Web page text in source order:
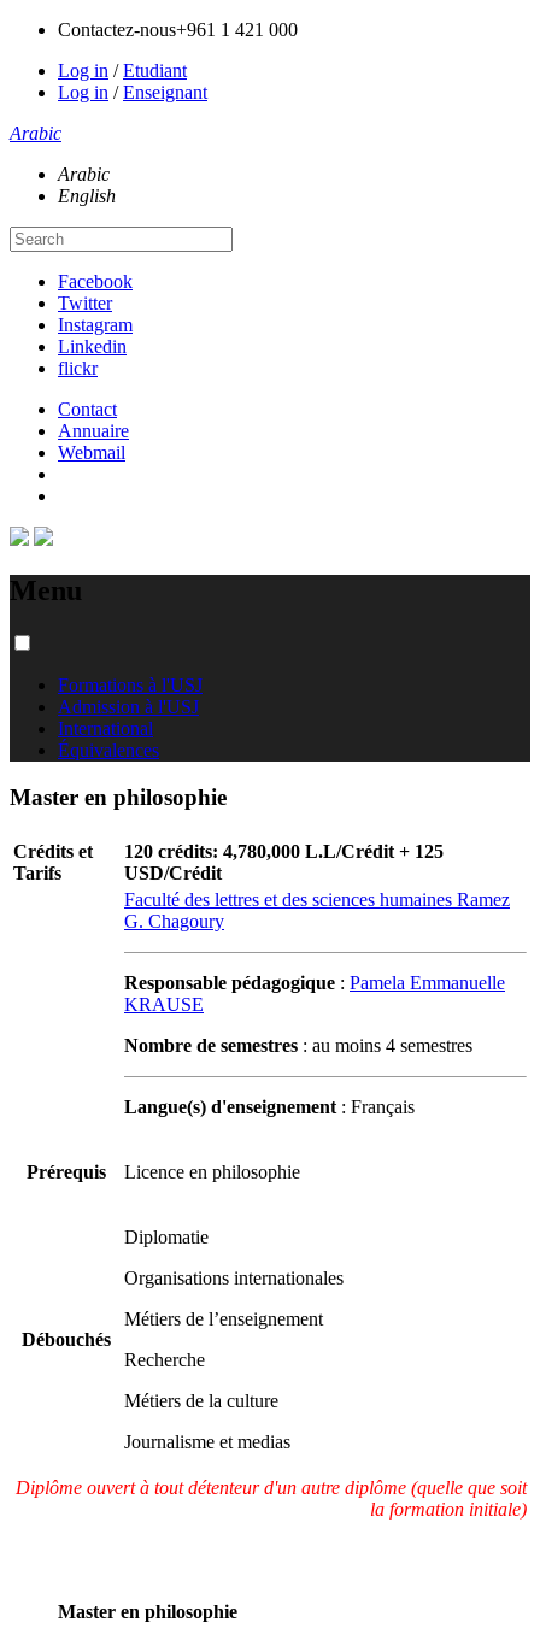
Contactez-nous+961 1 421 000
Log in /Etudiant
Log in /Enseignant
Arabic
Arabic
English
Facebook
Twitter
Instagram
Linkedin
flickr
Contact
Annuaire
Webmail
Menu
Formations à l'USJ
Admission à l'USJ
International
Équivalences
Master en philosophie
Crédits et
Tarifs
120 crédits: 4,780,000 L.L/Crédit + 125
USD/Crédit
Faculté des lettres et des sciences humaines Ramez
G. Chagoury
Responsable pédagogique : Pamela Emmanuelle
KRAUSE
Nombre de semestres : au moins 4 semestres
Langue(s) d'enseignement : Français
Prérequis Licence en philosophie
Débouchés
Diplomatie
Organisations internationales
Métiers de l’enseignement
Recherche
Métiers de la culture
Journalisme et medias
Diplôme ouvert à tout détenteur d'un autre diplôme (quelle que soit
la formation initiale)
Master en philosophie